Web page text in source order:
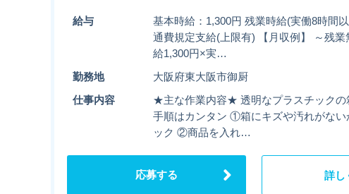
給与
基本時給：1,300円 残業時給(実働8時間
通費規定支給(上限有) 【月収例】 ～残業
給1,300円×実…
勤務地 大阪府東大阪市御厨
仕事内容
★主な作業内容★ 透明なプラスチックの
手順はカンタン ①箱にキズや汚れがない
ック ②商品を入れ…
応募する 詳し